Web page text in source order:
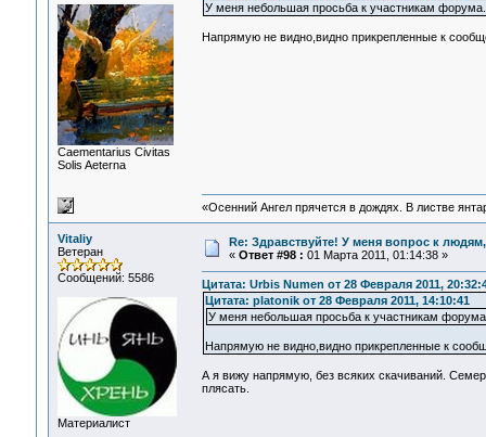
Сaementarius Civitas
Solis Aeterna
У меня небольшая просьба к участникам
Напрямую не видно,видно прикрепленные к
«Осенний Ангел прячется в дождях. В листве
Vitaliy
Ветеран
Сообщений: 5586
Материалист
Re: Здравствуйте! У меня вопрос к
« Ответ #98 : 01 Марта 2011, 01:14:38 »
Цитата: Urbis Numen от 28 Февраля 2011,
Цитата: platonik от 28 Февраля 2011, 14:10:41
У меня небольшая просьба к участникам
Напрямую не видно,видно прикрепленные к
А я вижу напрямую, без всяких скачиваний.
плясать.